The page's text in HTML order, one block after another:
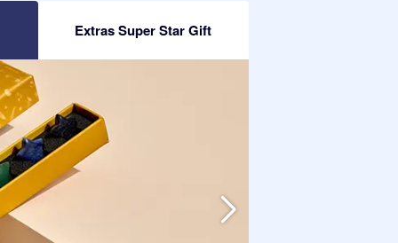
Extras Super Star Gift